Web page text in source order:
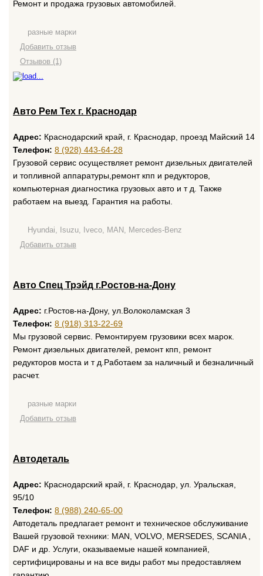
Ремонт и продажа грузовых автомобилей.
разные марки
Добавить отзыв
Отзывов (1)
Авто Рем Тех г. Краснодар
Адрес: Краснодарский край, г. Краснодар, проезд Майский 14
Телефон: 8 (928) 443-64-28
Грузовой сервис осуществляет ремонт дизельных двигателей
и топливной аппаратуры,ремонт кпп и редукторов,
компьютерная диагностика грузовых авто и т д. Также
работаем на выезд. Гарантия на работы.
Hyundai, Isuzu, Iveco, MAN, Mercedes-Benz
Добавить отзыв
Авто Спец Трэйд г.Ростов-на-Дону
Адрес: г.Ростов-на-Дону, ул.Волоколамская 3
Телефон: 8 (918) 313-22-69
Мы грузовой сервис. Ремонтируем грузовики всех марок.
Ремонт дизельных двигателей, ремонт кпп, ремонт
редукторов моста и т д.Работаем за наличный и безналичный
расчет.
разные марки
Добавить отзыв
Автодеталь
Адрес: Краснодарский край, г. Краснодар, ул. Уральская,
95/10
Телефон: 8 (988) 240-65-00
Автодеталь предлагает ремонт и техническое обслуживание
Вашей грузовой техники: MAN, VOLVO, MERSEDES, SCANIA ,
DAF и др. Услуги, оказываемые нашей компанией,
сертифицированы и на все виды работ мы предоставляем